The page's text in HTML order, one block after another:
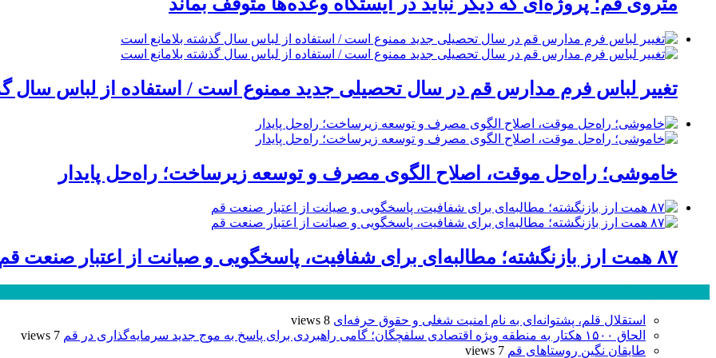
تغییر لباس فرم مدارس قم در سال تحصیلی جدید ممنوع است / استفاده از لباس سال
خاموشی؛ راه‌حل موقت، اصلاح الگوی مصرف و توسعه زیرساخت؛ راه‌حل پایدار
۸۷ همت ارز بازنگشته؛ مطالبه‌ای برای شفافیت، پاسخگویی و صیانت از اعتبار صنعت قم
استقلال قلم، پشتوانه‌ای به نام امنیت شغلی و حقوق حرفه‌ای 8 views
الحاق ۱۵۰۰ هکتار به منطقه ویژه اقتصادی سلفچگان؛ گامی راهبردی برای پاسخ به موج جدید سرمایه‌گذاری در قم
7 views
طایقان نگین روستاهای قم 7 views